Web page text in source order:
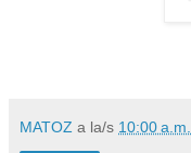
MATOZ a la/s 10:00 a.m.